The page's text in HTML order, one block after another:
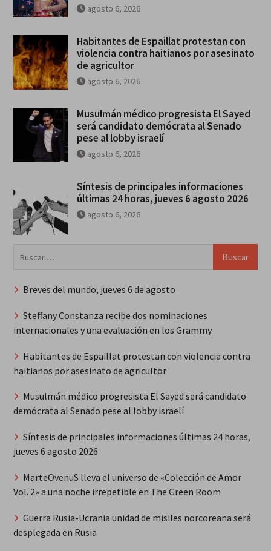
agosto 6, 2026
Habitantes de Espaillat protestan con
violencia contra haitianos por asesinato
de agricultor
agosto 6, 2026
Musulmán médico progresista El Sayed
será candidato demócrata al Senado
pese al lobby israelí
agosto 6, 2026
Síntesis de principales informaciones
últimas 24 horas, jueves 6 agosto 2026
agosto 6, 2026
Breves del mundo, jueves 6 de agosto
Steffany Constanza recibe dos nominaciones
internacionales y una evaluación en los Grammy
Habitantes de Espaillat protestan con violencia contra
haitianos por asesinato de agricultor
Musulmán médico progresista El Sayed será candidato
demócrata al Senado pese al lobby israelí
Síntesis de principales informaciones últimas 24 horas,
jueves 6 agosto 2026
MarteOvenuS lleva el universo de «Colección de Amor
Vol. 2» a una noche irrepetible en The Green Room
Guerra Rusia-Ucrania unidad de misiles norcoreana será
desplegada en Rusia